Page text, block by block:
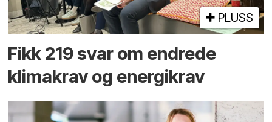
PLUSS
Fikk 219 svar om endrede
klimakrav og energikrav